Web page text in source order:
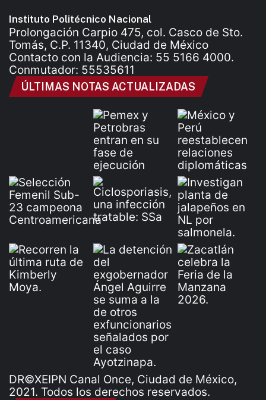
Instituto Politécnico Nacional
Prolongación Carpio 475, col. Casco de Sto.
Tomás, C.P. 11340, Ciudad de México
Contacto con la Audiencia: 55 5166 4000.
Conmutador: 55535611
ÚLTIMAS NOTAS ACTUALIZADAS
DR©XEIPN Canal Once, Ciudad de México,
2021. Todos los derechos reservados.